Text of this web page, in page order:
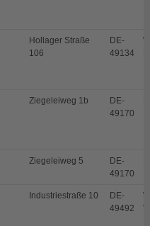
Hollager Straße
106
DE-
49134
Ziegeleiweg 1b
DE-
49170
Ziegeleiweg 5
DE-
49170
Industriestraße 10
DE-
49492